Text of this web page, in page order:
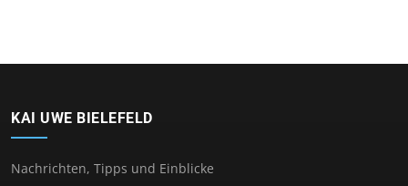
KAI UWE BIELEFELD
Nachrichten, Tipps und Einblicke